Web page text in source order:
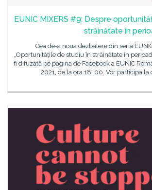
EUNIC MIXERS #9: Despre
străinătate în
Cea de-a noua dezbatere din seria
„Oportunitățile de studiu în străinătate în
fi difuzată pe pagina de Facebook a EUNIC
2021, de la ora 18. 00. Vor participa la